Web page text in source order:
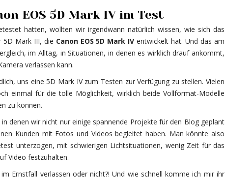
EOS 5D Mark IV im Test
hatten, wollten wir irgendwann natürlich wissen, wie sich das
5D Mark III, die Canon EOS 5D Mark IV entwickelt hat. Und das am
im Alltag, in Situationen, in denen es wirklich drauf ankommt,
verlassen kann.
uns eine 5D Mark IV zum Testen zur Verfügung zu stellen. Vielen
einmal für die tolle Möglichkeit, wirklich beide Vollformat-Modelle
zu können.
denen wir nicht nur einige spannende Projekte für den Blog geplant
Kunden mit Fotos und Videos begleitet haben. Man könnte also
unterzogen, mit schwierigen Lichtsituationen, wenig Zeit für das
Video festzuhalten.
Ernstfall verlassen oder nicht?! Und wie schnell komme ich mir ihr